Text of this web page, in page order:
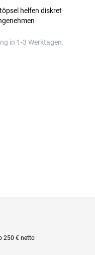
helfen diskret
in 1-3 Werktagen.
250 € netto